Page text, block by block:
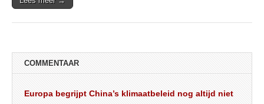
COMMENTAAR
Europa begrijpt China’s klimaatbeleid nog altijd niet